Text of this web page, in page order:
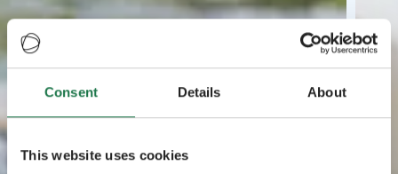
Consent Details About
This website uses cookies